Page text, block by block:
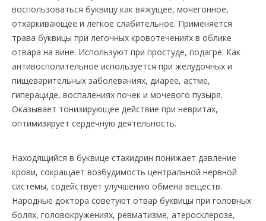
воспользоваться буквицу как вяжущее, мочегонное,
отхаркивающее и легкое слабительное. Применяется
трава буквицы при легочных кровотечениях в облике
отвара на вине. Используют при простуде, подагре. Как
антивосполительное используется при желудочных и
пищеварительных заболеваниях, диарее, астме,
гиперациде, воспалениях почек и мочевого пузыря.
Оказывает тонизирующее действие при невритах,
оптимизирует сердечную деятельность.
Находящийся в буквице стахидрин понижает давление
крови, сокращает возбудимость центральной нервной
системы, содействует улучшению обмена веществ.
Народные доктора советуют отвар буквицы при головных
болях, головокружениях, ревматизме, атеросклерозе,